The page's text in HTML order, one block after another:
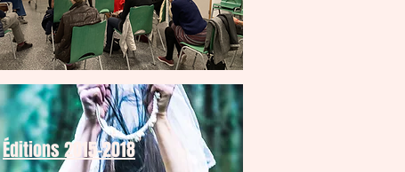
Éditions 2015-2018